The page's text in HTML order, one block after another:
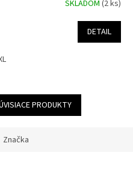
SKLADOM (2 ks)
DETAIL
PRODUKTY
Značka